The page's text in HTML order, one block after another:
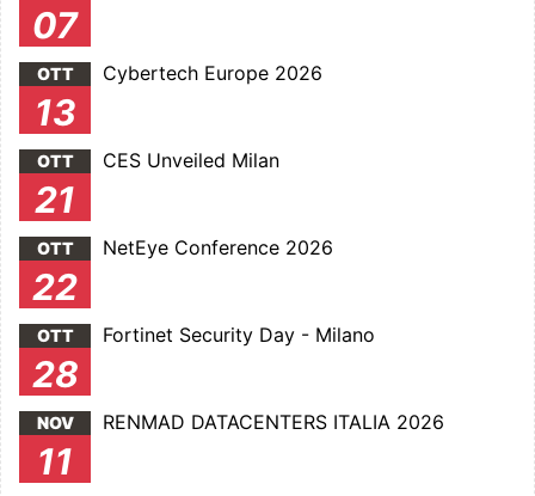
07
OTT
13
Cybertech Europe 2026
OTT
21
CES Unveiled Milan
OTT
22
NetEye Conference 2026
OTT
28
Fortinet Security Day - Milano
NOV
11
RENMAD DATACENTERS ITALIA 2026